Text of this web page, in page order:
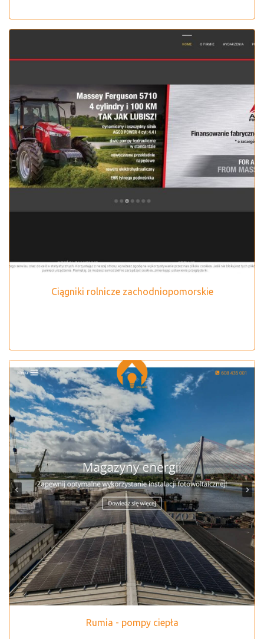
Ciągniki rolnicze zachodniopomorskie
Rumia - pompy ciepła